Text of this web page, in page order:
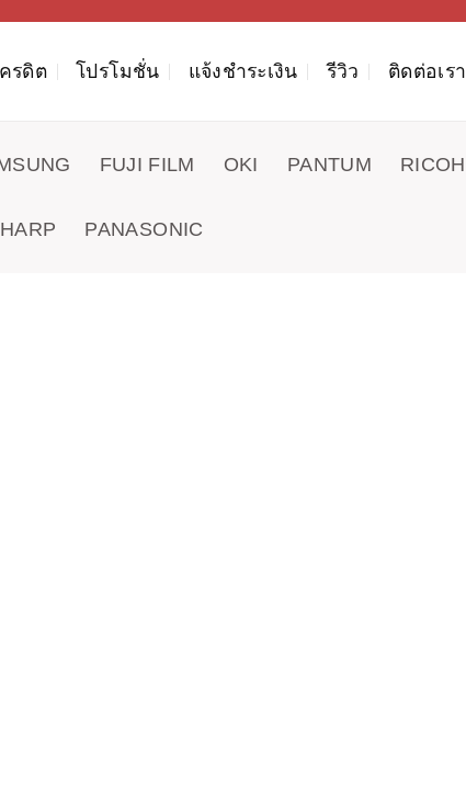
รดิต โปรโมชั่น แจ้งชำระเงิน รีวิว ติดต่อเรา
FUJI FILM OKI PANTUM RICOH
PANASONIC